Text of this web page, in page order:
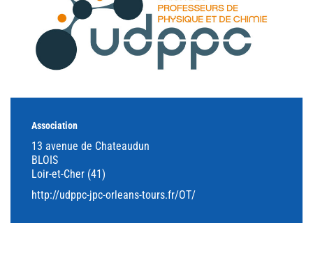
Association
13 avenue de Chateaudun
BLOIS
Loir-et-Cher (41)
http://udppc-jpc-orleans-tours.fr/OT/